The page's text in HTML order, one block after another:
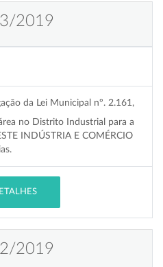
2019
da Lei Municipal nº. 2.161,
no Distrito Industrial para a
INDÚSTRIA E COMÉRCIO
2019